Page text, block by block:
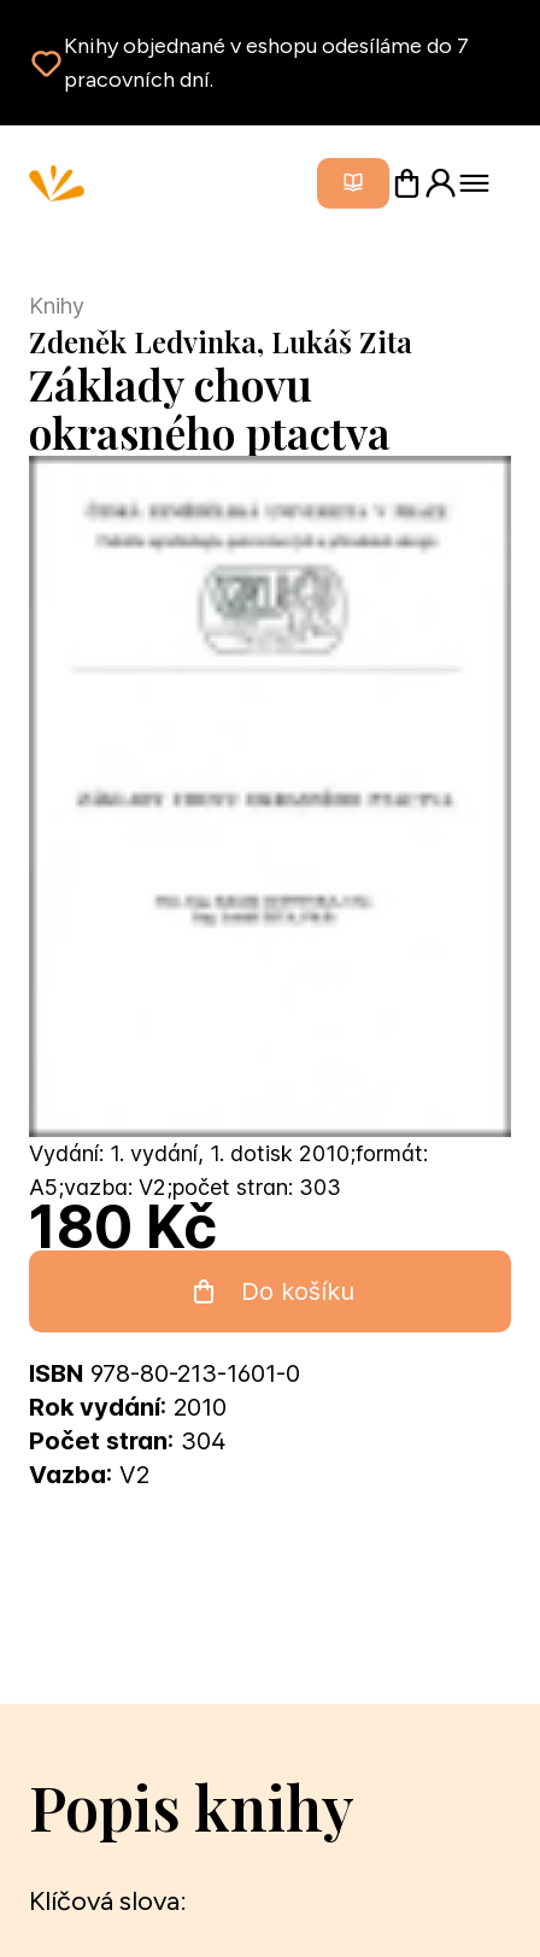
Knihy objednané v eshopu odesíláme do 7
pracovních dní.
Zavřít
Knihy
Zdeněk Ledvinka, Lukáš Zita
Základy chovu
okrasného ptactva
Vydání: 1. vydání, 1. dotisk 2010;formát:
A5;vazba: V2;počet stran: 303
180 Kč
Do košíku
ISBN 978-80-213-1601-0
Rok vydání: 2010
Počet stran: 304
Vazba: V2
Popis knihy
Klíčová slova: